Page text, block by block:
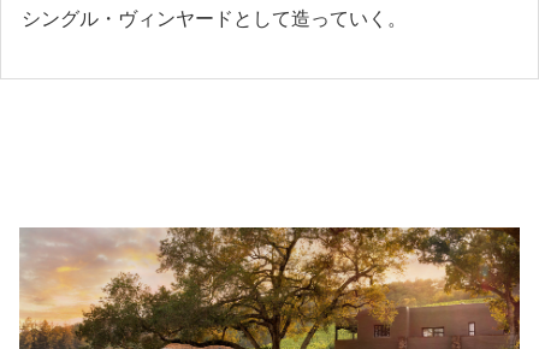
シングル・ヴィンヤードとして造っていく。